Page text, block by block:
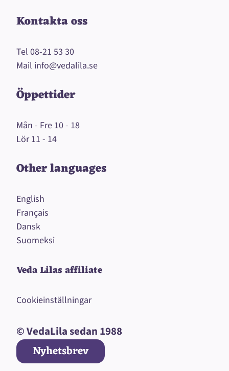
Kontakta oss
Tel 08-21 53 30
Mail info@vedalila.se
Veda Lilas affiliate
Cookieinställningar
Öppettider
Mån - Fre 10 - 18
Lör 11 - 14
Other languages
English
Français
Dansk
Suomeksi
© VedaLila sedan 1988
Nyhetsbrev